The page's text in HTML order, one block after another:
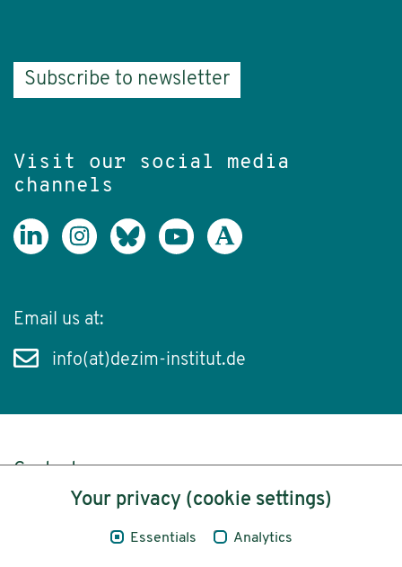
Subscribe to newsletter
Visit our social media
channels
Email us at:
info(at)dezim-institut.de
Content
Legal NoticeYour privacy (cookie settings)
Essentials Analytics